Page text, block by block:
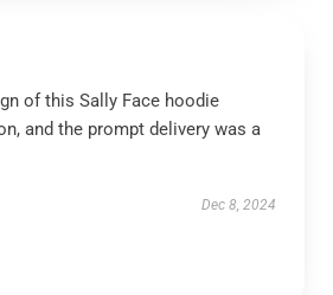
of this Sally Face hoodie
and the prompt delivery was a
Dec 8, 2024